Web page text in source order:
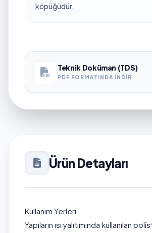
köpüğüdür.
Teknik Doküman (TDS)
PDF FORMATINDA İNDIR
Ürün Detayları
Kullanım Yerleri
Yapıların ısı yalıtımında kullanılan